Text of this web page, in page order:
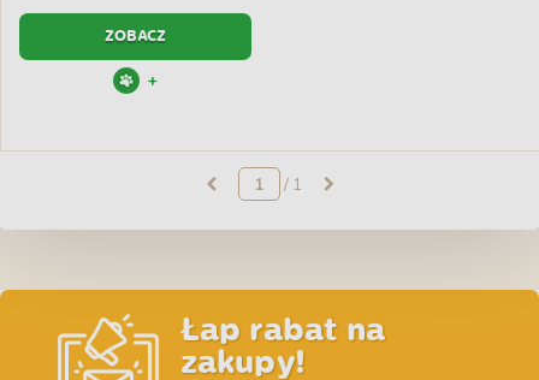
ZOBACZ
+
/ 1
Łap rabat na
zakupy!